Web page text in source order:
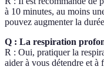
à 10 minutes, au moins
pouvez augmenter la
Q : La respiration
R : Oui, pratiquer la
aider à vous détendre et à